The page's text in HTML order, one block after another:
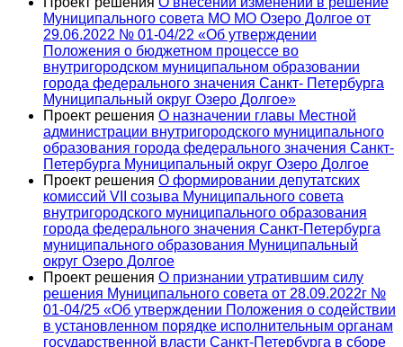
Муниципального совета МО МО Озеро Долгое от
29.06.2022 № 01-04/22 «Об утверждении
Положения о бюджетном процессе во
внутригородском муниципальном образовании
города федерального значения Санкт- Петербурга
Муниципальный округ Озеро Долгое»
Проект решения О назначении главы Местной
администрации внутригородского муниципального
образования города федерального значения Санкт-
Петербурга Муниципальный округ Озеро Долгое
Проект решения О формировании депутатских
комиссий VII созыва Муниципального совета
внутригородского муниципального образования
города федерального значения Санкт-Петербурга
муниципального образования Муниципальный
округ Озеро Долгое
Проект решения О признании утратившим силу
решения Муниципального совета от 28.09.2022г №
01-04/25 «Об утверждении Положения о содействии
в установленном порядке исполнительным органам
государственной власти Санкт-Петербурга в сборе